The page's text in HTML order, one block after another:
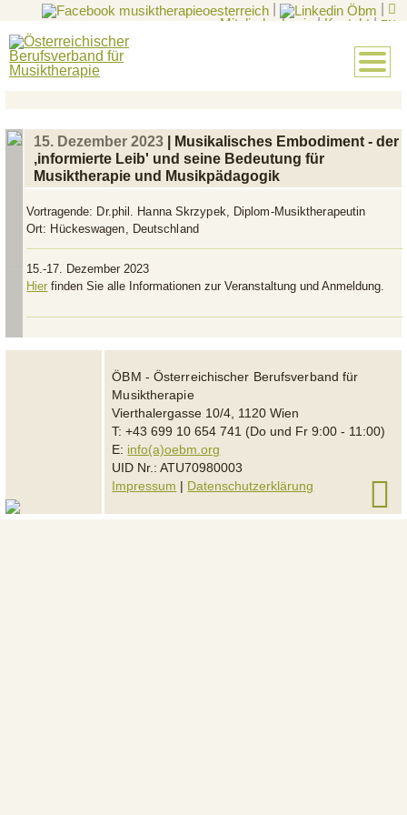
Mitglieder-Login
| Kontakt | EN
15. Dezember 2023 | Musikalisches Embodiment - der
‚informierte Leib' und seine Bedeutung für
Musiktherapie und Musikpädagogik
Vortragende: Dr.phil. Hanna Skrzypek, Diplom-Musiktherapeutin
Ort: Hückeswagen, Deutschland
15.-17. Dezember 2023
Hier finden Sie alle Informationen zur Veranstaltung und Anmeldung.
ÖBM - Österreichischer Berufsverband für
Musiktherapie
Vierthalergasse 10/4, 1120 Wien
T: +43 699 10 654 741 (Do und Fr 9:00 - 11:00)
E: info(a)oebm.org
UID Nr.: ATU70980003
Impressum
Datenschutzerklärung